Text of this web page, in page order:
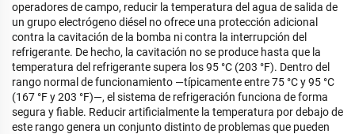
operadores de campo, reducir la temperatura del agua de salida de
un grupo electrógeno diésel no ofrece una protección adicional
contra la cavitación de la bomba ni contra la interrupción del
refrigerante. De hecho, la cavitación no se produce hasta que la
temperatura del refrigerante supera los 95 °C (203 °F). Dentro del
rango normal de funcionamiento —típicamente entre 75 °C y 95 °C
(167 °F y 203 °F)—, el sistema de refrigeración funciona de forma
segura y fiable. Reducir artificialmente la temperatura por debajo de
este rango genera un conjunto distinto de problemas que pueden